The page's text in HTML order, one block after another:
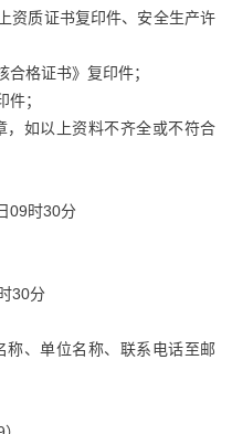
资质证书复印件、安全生产许
格证书》复印件；
；
，如以上资料不齐全或不符合
09时30分
30分
称、单位名称、联系电话至邮